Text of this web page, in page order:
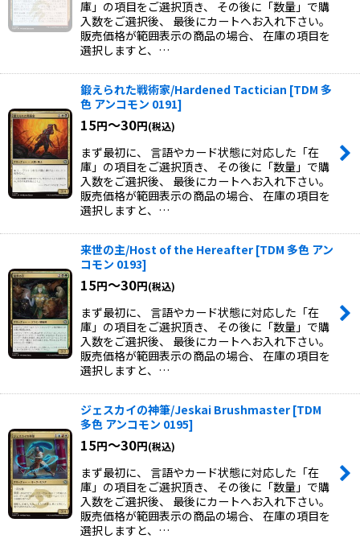
庫」の項目をご選択頂き、 その後に「数量」で購
入数をご選択後、 最後にカートへお入れ下さい。
販売価格が範囲表示の商品の場合、 在庫の項目を
選択しますと、…
鍛えられた戦術家/Hardened Tactician [TDM 多
色 アンコモン 0191]
15円～30円(税込)
まず最初に、 言語やカード状態に対応した「在
庫」の項目をご選択頂き、 その後に「数量」で購
入数をご選択後、 最後にカートへお入れ下さい。
販売価格が範囲表示の商品の場合、 在庫の項目を
選択しますと、…
来世の主/Host of the Hereafter [TDM 多色 アン
コモン 0193]
15円～30円(税込)
まず最初に、 言語やカード状態に対応した「在
庫」の項目をご選択頂き、 その後に「数量」で購
入数をご選択後、 最後にカートへお入れ下さい。
販売価格が範囲表示の商品の場合、 在庫の項目を
選択しますと、…
ジェスカイの神筆/Jeskai Brushmaster [TDM
多色 アンコモン 0195]
15円～30円(税込)
まず最初に、 言語やカード状態に対応した「在
庫」の項目をご選択頂き、 その後に「数量」で購
入数をご選択後、 最後にカートへお入れ下さい。
販売価格が範囲表示の商品の場合、 在庫の項目を
選択しますと、…